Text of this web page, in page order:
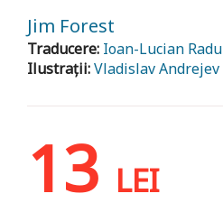
Jim Forest
Traducere: Ioan-Lucian Radu
Ilustrații:Vladislav Andrejev
13 LEI